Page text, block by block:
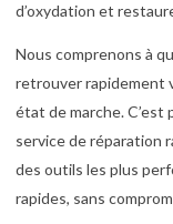
d’oxydation et
Nous comprenons à
retrouver rapidement
état de marche. C’est
service de réparation
des outils les plus
rapides, sans